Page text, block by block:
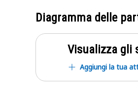
Diagramma delle
Visualizza gli
Aggiungi la tua